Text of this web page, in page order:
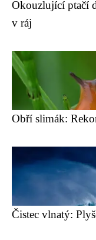
Okouzlující ptačí
v ráj
Obří slimák:
Čistec vlnatý: